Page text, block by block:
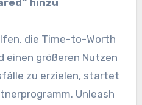
die Time-to-Worth
einen größeren Nutzen
zu erzielen, startet
Unleash